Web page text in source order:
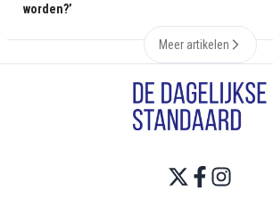
worden?’
Meer artikelen